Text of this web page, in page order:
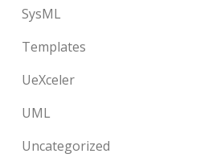
SysML
Templates
UeXceler
UML
Uncategorized